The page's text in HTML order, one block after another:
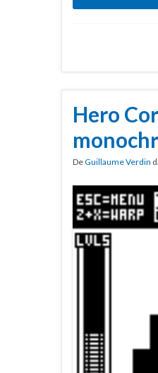
Hero
DeGuillaume Verdin